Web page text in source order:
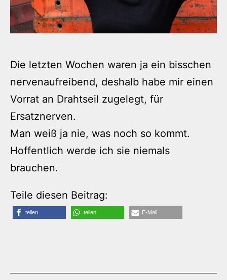
Die letzten Wochen waren ja ein bisschen
nervenaufreibend, deshalb habe mir einen
Vorrat an Drahtseil zugelegt, für
Ersatznerven.
Man weiß ja nie, was noch so kommt.
Hoffentlich werde ich sie niemals
brauchen.
Teile diesen Beitrag:
teilen teilen E-Mail